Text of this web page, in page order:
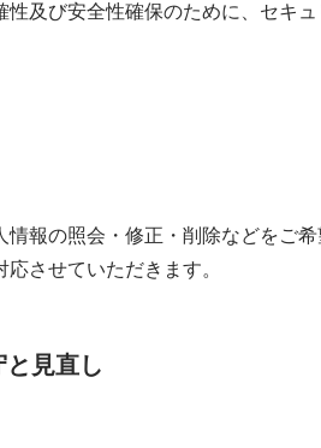
性及び安全性確保のために、セキ
情報の照会・修正・削除などをご
させていただきます。
見直し